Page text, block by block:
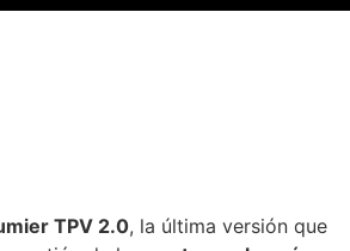
TPV 2.0, la última versión que